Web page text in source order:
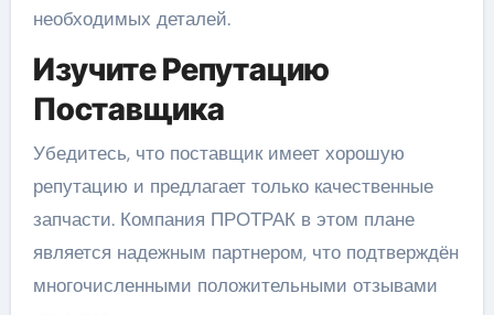
необходимых деталей.
Изучите Репутацию
Поставщика
Убедитесь, что поставщик имеет хорошую
репутацию и предлагает только качественные
запчасти. Компания ПРОТРАК в этом плане
является надежным партнером, что подтверждён
многочисленными положительными отзывами